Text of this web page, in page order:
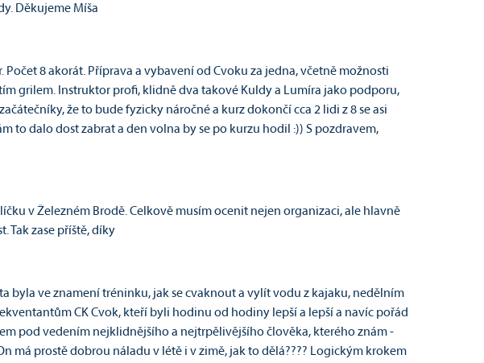
Děkujeme Míša
8 akorát. Příprava a vybavení od Cvoku za jedna, včetně možnosti
grilem. Instruktor profi, klidně dva takové Kuldy a Lumíra jako podporu,
že to bude fyzicky náročné a kurz dokončí cca 2 lidi z 8 se asi
to dalo dost zabrat a den volna by se po kurzu hodil :)) S pozdravem,
v Železném Brodě. Celkově musím ocenit nejen organizaci, ale hlavně
Tak zase příště, díky
byla ve znamení tréninku, jak se cvaknout a vylít vodu z kajaku, nedělním
CK Cvok, kteří byli hodinu od hodiny lepší a lepší a navíc pořád
pod vedením nejklidnějšího a nejtrpělivějšího člověka, kterého znám -
má prostě dobrou náladu v létě i v zimě, jak to dělá???? Logickým krokem